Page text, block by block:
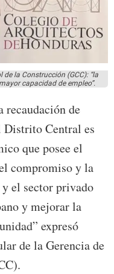
la Construcción (GCC): “la
capacidad de empleo”.
recaudación de
Distrito Central es
que posee el
compromiso y la
el sector privado
y mejorar la
expresó
de la Gerencia de